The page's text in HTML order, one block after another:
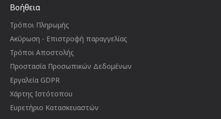
Βοήθεια
Τρόποι Πληρωμής
Ακύρωση - Επιστροφή παραγγελίας
Τρόποι Αποστολής
Προστασία Προσωπικών Δεδομένων
Εργαλεία GDPR
Χάρτης Ιστότοπου
Ευρετήριο Κατασκευαστών